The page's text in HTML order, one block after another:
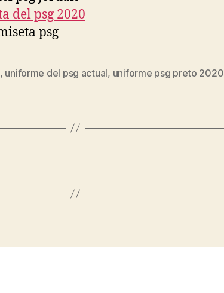
, uniforme del psg actual, uniforme psg preto 2020